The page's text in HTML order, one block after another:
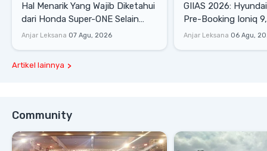
Hal Menarik Yang Wajib Diketahui
dari Honda Super-ONE Selain
Harga
Anjar Leksana 07 Agu, 2026
GIIAS 2026:
Pre-Booking Ioniq
Rp1,49 Miliar
Anjar Leksana 06 Agu,
Artikel lainnya
Community